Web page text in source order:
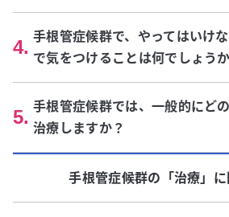
4. 手根管症候群で、やってはいけ
で気をつけることは何でしょう
5. 手根管症候群では、一般的にど
治療しますか？
手根管症候群の「治療」